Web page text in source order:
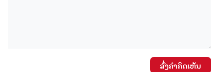
ສົ່ງຄໍາຄິດເຫັນ